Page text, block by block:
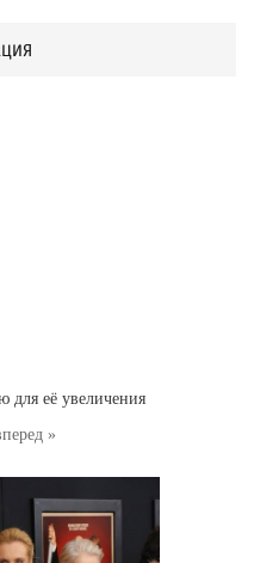
»
для её увеличения